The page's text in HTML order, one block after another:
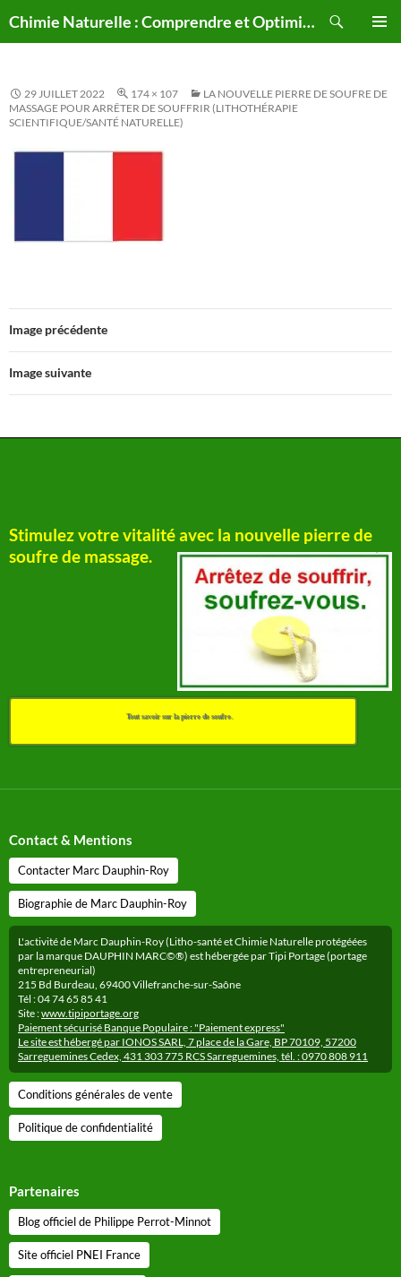
au
Chimie Naturelle : Comprendre et Optimiser le Corps Humain Naturellement
29 JUILLET 2022 174 × 107
LA NOUVELLE PIERRE DE SOUFRE DE
MASSAGE POUR ARRÊTER DE SOUFFRIR (LITHOTHÉRAPIE
SCIENTIFIQUE/SANTÉ NATURELLE)
Image précédente
Image suivante
Stimulez votre vitalité avec la nouvelle pierre de
soufre de massage.
Tout savoir sur la pierre de soufre.
Contact & Mentions
Contacter Marc Dauphin-Roy
Biographie de Marc Dauphin-Roy
L'activité de Marc Dauphin-Roy (Litho-santé et Chimie Naturelle protégéées
par la marque DAUPHIN MARC©®) est hébergée par Tipi Portage (portage
entrepreneurial)
215 Bd Burdeau, 69400 Villefranche-sur-Saône
Tél : 04 74 65 85 41
Site :www.tipiportage.org
Paiement sécurisé Banque Populaire : "Paiement express"
Le site est hébergé par IONOS SARL, 7 place de la Gare, BP 70109, 57200
Sarreguemines Cedex, 431 303 775 RCS Sarreguemines, tél. : 0970 808 911
Conditions générales de vente
Politique de confidentialité
Partenaires
Blog officiel de Philippe Perrot-Minnot
Site officiel PNEI France